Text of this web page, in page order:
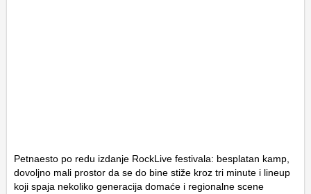
Petnaesto po redu izdanje RockLive festivala: besplatan kamp,
dovoljno mali prostor da se do bine stiže kroz tri minute i lineup
koji spaja nekoliko generacija domaće i regionalne scene